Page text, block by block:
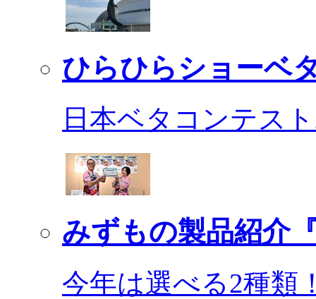
ひらひらショーベ
日本ベタコンテス
みずもの製品紹介
今年は選べる2種類